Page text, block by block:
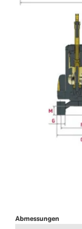
Abmessungen